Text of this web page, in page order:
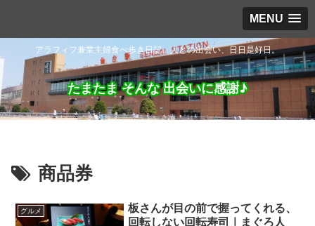
MENU
アラフィフ兼業主婦食べ歩き日記。人との出会い、日日是好日。
たまたま そんな 出会いに感謝♪
商品券
グルメ
板さんが目の前で握ってくれる、
回転しない回転寿司｜まぐろ人